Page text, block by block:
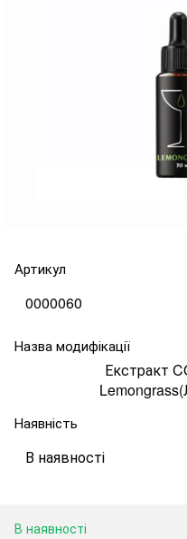
Артикул
0000060
Назва модифікації
Екстракт
Наявність
В наявності
В наявності